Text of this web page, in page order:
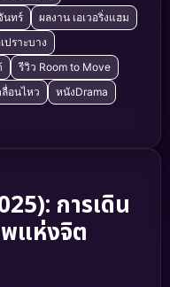
นทร์
ผลงาน เอเวอริ่งแฮม
ราะบาง
รีวิว Room to Move
อนไหว
หนังDrama
การเดิน
แห่งจิต